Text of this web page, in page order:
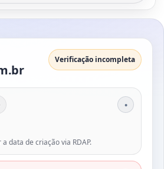
Verificação incompleta
data de criação via RDAP.